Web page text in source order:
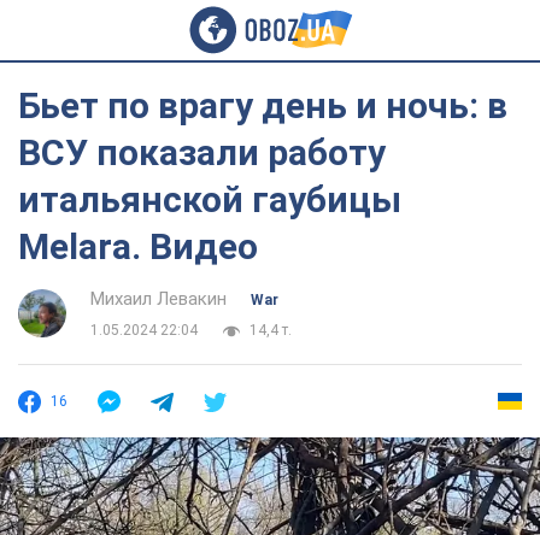
Бьет по врагу день и ночь: в
ВСУ показали работу
итальянской гаубицы
Melara. Видео
Михаил Левакин
War
1.05.2024 22:04
14,4 т.
16